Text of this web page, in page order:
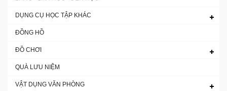
DỤNG CỤ HỌC TẬP KHÁC
ĐỒNG HỒ
ĐỒ CHƠI
QUÀ LƯU NIỆM
VẬT DỤNG VĂN PHÒNG